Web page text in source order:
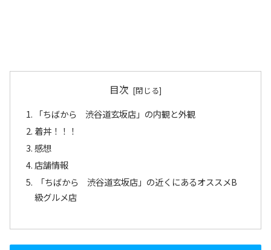
目次
「ちばから 渋谷道玄坂店」の内観と外観
着丼！！！
感想
店舗情報
「ちばから 渋谷道玄坂店」の近くにあるオススメB
級グルメ店